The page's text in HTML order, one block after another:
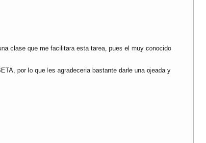
clase que me facilitara esta tarea, pues el muy conocido
por lo que les agradeceria bastante darle una ojeada y